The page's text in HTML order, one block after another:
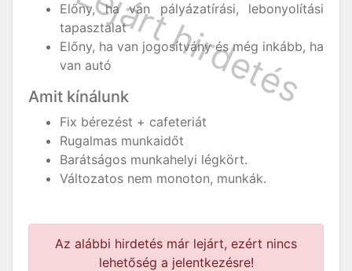
Előny, ha van pályázatírási, lebonyolítási
tapasztalat
Előny, ha van jogosítvány és még inkább, ha
van autó
Amit kínálunk
Fix bérezést + cafeteriát
Rugalmas munkaidőt
Barátságos munkahelyi légkört.
Változatos nem monoton, munkák.
Az alábbi hirdetés már lejárt, ezért nincs
lehetőség a jelentkezésre!